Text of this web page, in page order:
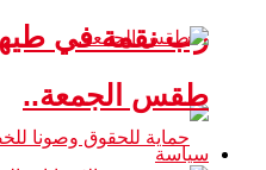
رب نقمة في
طقس الجمعة..
سياسة